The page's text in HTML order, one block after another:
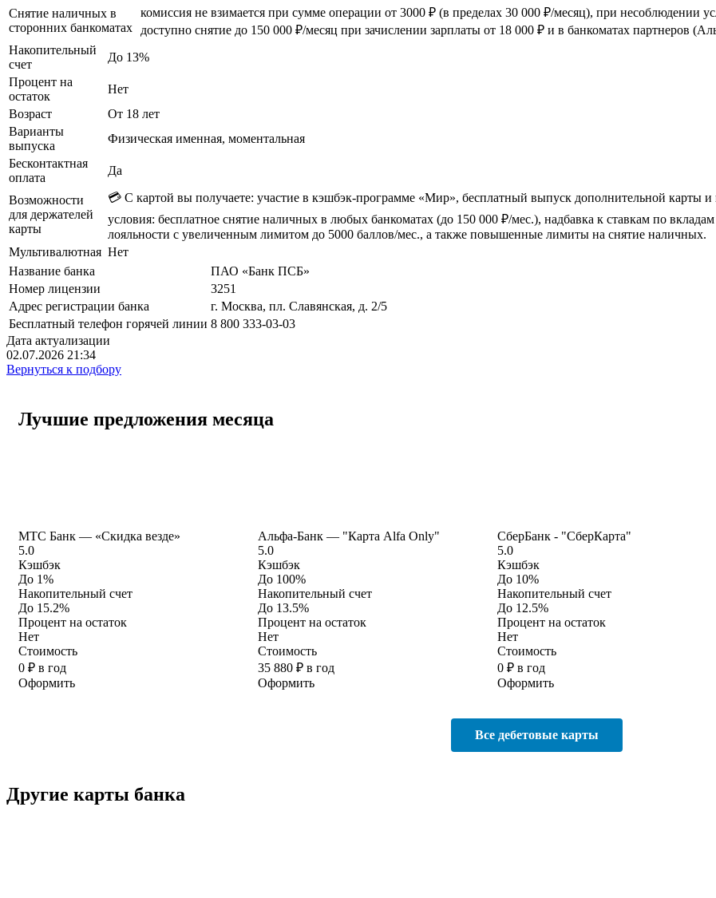
Снятие наличных в
сторонних банкоматах
комиссия не взимается при сумме операции от 3000 ₽ (в пределах 30 000 ₽/месяц), при
доступно снятие до 150 000 ₽/месяц при зачислении зарплаты от 18 000 ₽ и в банкоматах партнеров
Накопительный
счет
До 13%
Процент на
остаток
Нет
Возраст
От 18 лет
Варианты
выпуска
Физическая именная, моментальная
Бесконтактная
оплата
Да
Возможности
для держателей
карты
💳 С картой вы получаете: участие в кэшбэк-программе «Мир», бесплатный выпуск дополнительной карты
условия: бесплатное снятие наличных в любых банкоматах (до 150 000 ₽/мес.), надбавка к ставкам по
лояльности с увеличенным лимитом до 5000 баллов/мес., а также повышенные лимиты на снятие наличных.
Мультивалютная Нет
Название банка
ПАО «Банк ПСБ»
Номер лицензии
3251
Адрес регистрации банка
г. Москва, пл. Славянская, д. 2/5
Бесплатный телефон горячей линии 8 800 333-03-03
Дата актуализации
02.07.2026 21:34
Вернуться к подбору
Лучшие предложения месяца
МТС Банк — «Скидка везде»
5.0
Кэшбэк
До 1%
Накопительный счет
До 15.2%
Процент на остаток
Нет
Стоимость
0 ₽ в год
Оформить
Альфа-Банк — "Карта Alfa Only"
5.0
Кэшбэк
До 100%
Накопительный счет
До 13.5%
Процент на остаток
Нет
Стоимость
35 880 ₽ в год
Оформить
СберБанк - "СберКарта"
5.0
Кэшбэк
До 10%
Накопительный счет
До 12.5%
Процент на остаток
Нет
Стоимость
0 ₽ в год
Оформить
Все дебетовые карты
Другие карты банка